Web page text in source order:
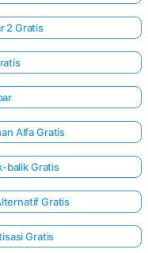
2 Gratis
Alfa Gratis
balik Gratis
Gratis
Gratis